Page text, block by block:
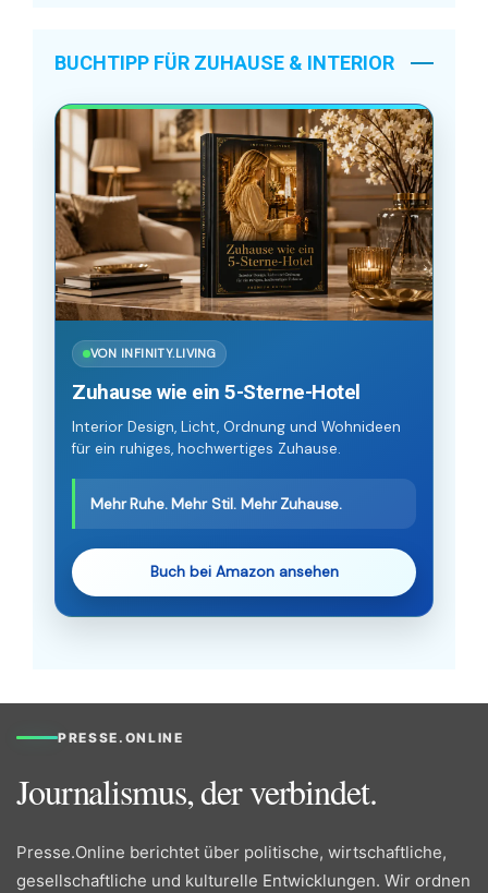
BUCHTIPP FÜR ZUHAUSE & INTERIOR
VON INFINITY.LIVING
Zuhause wie ein 5-Sterne-Hotel
Interior Design, Licht, Ordnung und Wohnideen
für ein ruhiges, hochwertiges Zuhause.
Mehr Ruhe. Mehr Stil. Mehr Zuhause.
Buch bei Amazon ansehen
PRESSE.ONLINE
Journalismus, der verbindet.
Presse.Online berichtet über politische, wirtschaftliche,
gesellschaftliche und kulturelle Entwicklungen. Wir ordnen